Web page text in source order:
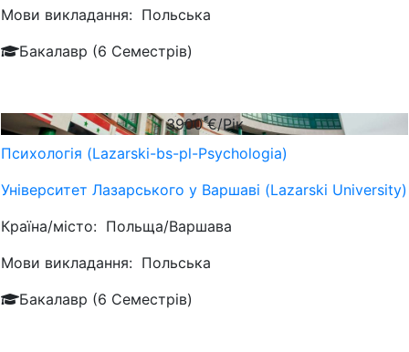
Мови викладання: Польська
Бакалавр (6 Семестрів)
3900€/Рік
Психологія (Lazarski-bs-pl-Psychologia)
Університет Лазарського у Варшаві (Lazarski University)
Країна/місто: Польща/Варшава
Мови викладання: Польська
Бакалавр (6 Семестрів)